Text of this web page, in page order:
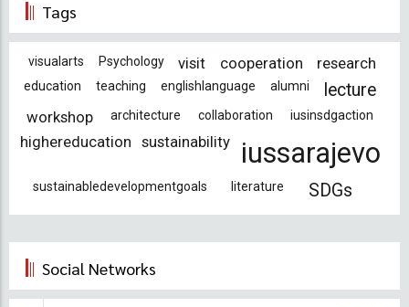
Tags
visualarts Psychology visit cooperation research
education teaching englishlanguage alumni lecture
workshop architecture collaboration iusinsdgaction
highereducation sustainability iussarajevo
sustainabledevelopmentgoals literature SDGs
Social Networks